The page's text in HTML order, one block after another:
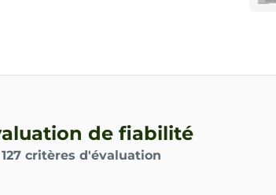
de fiabilité
127 critères d'évaluation